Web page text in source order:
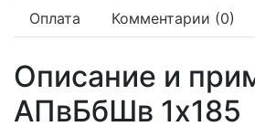
Оплата Комментарии (0)
Описание и
АПвБбШв 1x185